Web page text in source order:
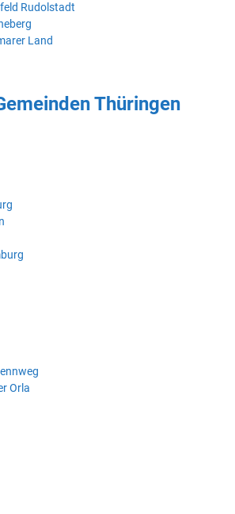
Rudolstadt
Land
Thüringen
Orla